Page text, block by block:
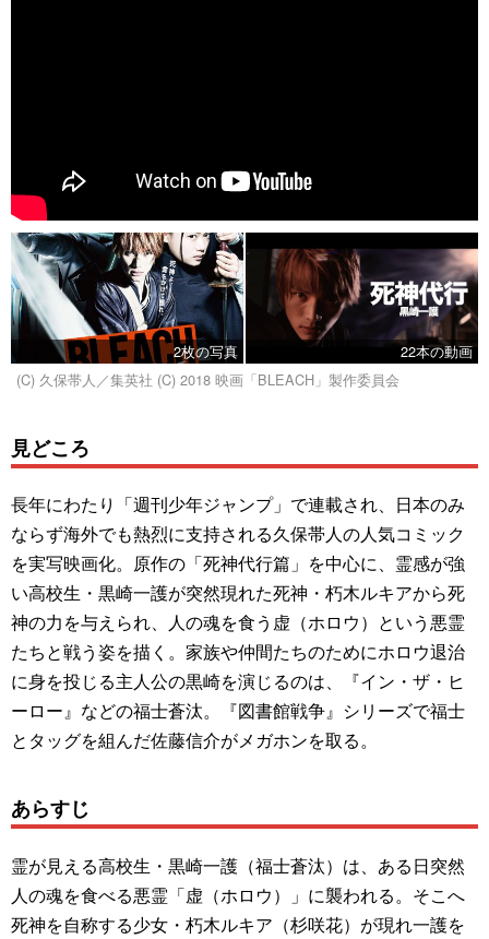
2枚の写真
22本の動画
(C) 久保帯人／集英社 (C) 2018 映画「BLEACH」製作委員会
見どころ
長年にわたり「週刊少年ジャンプ」で連載され、日本のみ
ならず海外でも熱烈に支持される久保帯人の人気コミック
を実写映画化。原作の「死神代行篇」を中心に、霊感が強
い高校生・黒崎一護が突然現れた死神・朽木ルキアから死
神の力を与えられ、人の魂を食う虚（ホロウ）という悪霊
たちと戦う姿を描く。家族や仲間たちのためにホロウ退治
に身を投じる主人公の黒崎を演じるのは、『イン・ザ・ヒ
ーロー』などの福士蒼汰。『図書館戦争』シリーズで福士
とタッグを組んだ佐藤信介がメガホンを取る。
あらすじ
霊が見える高校生・黒崎一護（福士蒼汰）は、ある日突然
人の魂を食べる悪霊「虚（ホロウ）」に襲われる。そこへ
死神を自称する少女・朽木ルキア（杉咲花）が現れ一護を